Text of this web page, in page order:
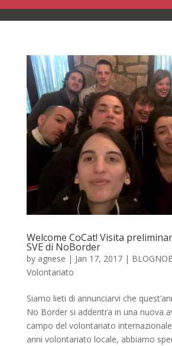
Welcome CoCat! Visita
SVE di NoBorder
by agnese | Jan 17, 2017|
Volontariato
Siamo lieti di annunciarvi che
No Border si addentra in una nuova
campo del volontariato
anni volontariato locale, abbiamo